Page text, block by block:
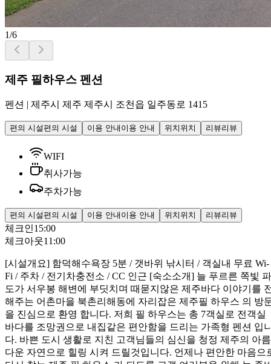
1/6
제주 필하우스 펜션
펜션 | 제주시 제주 제주시 조천읍 일주동로 1415
편의 시설 편의 시설 이용 안내 이용 안내 위치 위치 리뷰리뷰
WIFI
취사가능
주차가능
편의 시설 편의 시설 이용 안내 이용 안내 위치 위치 리뷰리뷰
체크인15:00
체크아웃11:00
[시설개요] 함덕해수욕장 5분 / 갯바위 낚시터 / 객실내 무료 Wi-
Fi / 주차 / 전기차충전소 / CC 인근 [숙소소개] 늘 푸르른 쪽빛 파
도가 서우봉 해변에 부딧치며 때묻지않은 제주바다 이야기를
해주는 어촌마을 북촌리해동에 자리잡은 제주필 하우스 의 방
을 진심으로 환영 합니다. 저희 필 하우스는 총 7객실로 전객실
바다를 조망권으로 내집같은 편안함을 드리는 가족형 펜션 입
다. 바쁜 도시 생활로 지친 고객님들의 심신을 청정 제주의 아름
다운 자연으로 힐링 시켜 드릴것입니다. 언제나 편안한 마음으